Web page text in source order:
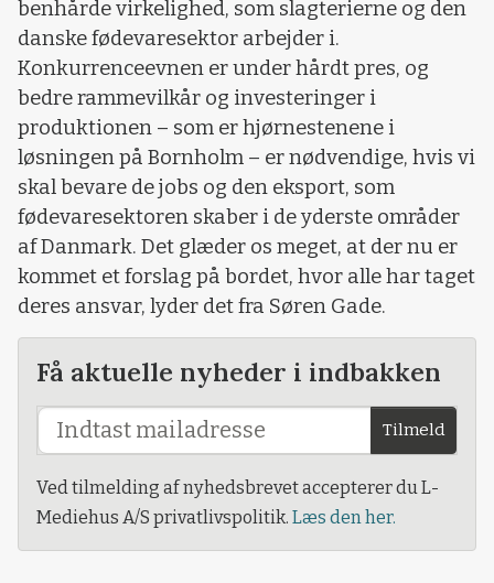
benhårde virkelighed, som slagterierne og den
danske fødevaresektor arbejder i.
Konkurrenceevnen er under hårdt pres, og
bedre rammevilkår og investeringer i
produktionen – som er hjørnestenene i
løsningen på Bornholm – er nødvendige, hvis vi
skal bevare de jobs og den eksport, som
fødevaresektoren skaber i de yderste områder
af Danmark. Det glæder os meget, at der nu er
kommet et forslag på bordet, hvor alle har taget
deres ansvar, lyder det fra Søren Gade.
Få aktuelle nyheder i indbakken
Tilmeld
Ved tilmelding af nyhedsbrevet accepterer du L-
Mediehus A/S privatlivspolitik. Læs den her.